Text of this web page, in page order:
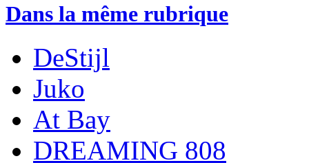
Dans la même rubrique
DeStijl
Juko
At Bay
DREAMING 808